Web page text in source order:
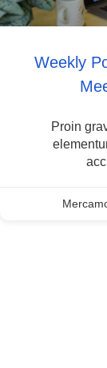
Weekly
Proin